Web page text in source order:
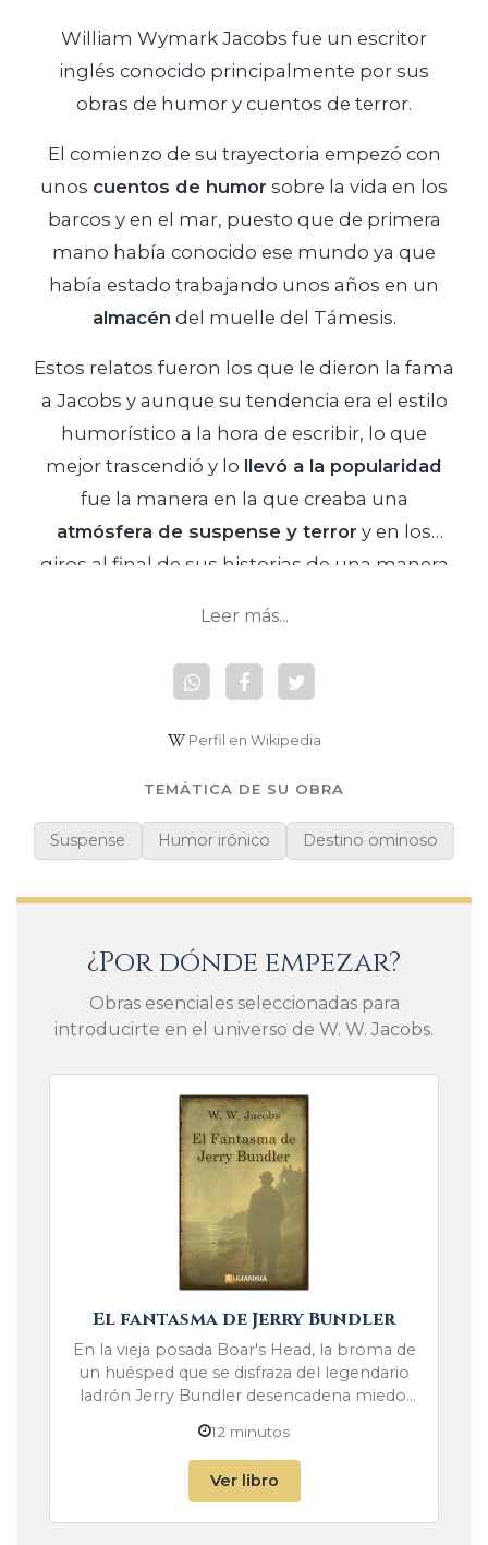
William Wymark Jacobs fue un escritor
inglés conocido principalmente por sus
obras de humor y cuentos de terror.
El comienzo de su trayectoria empezó con
unos cuentos de humor sobre la vida en los
barcos y en el mar, puesto que de primera
mano había conocido ese mundo ya que
había estado trabajando unos años en un
almacén del muelle del Támesis.
Estos relatos fueron los que le dieron la fama
a Jacobs y aunque su tendencia era el estilo
humorístico a la hora de escribir, lo que
mejor trascendió y lo llevó a la popularidad
fue la manera en la que creaba una
atmósfera de suspense y terror y en los
giros al final de sus historias de una manera
Leer más...
Perfil en Wikipedia
TEMÁTICA DE SU OBRA
Suspense Humor irónico Destino ominoso
¿Por dónde empezar?
Obras esenciales seleccionadas para
introducirte en el universo de W. W. Jacobs.
El fantasma de Jerry Bundler
En la vieja posada Boar's Head, la broma de
un huésped que se disfraza del legendario
ladrón Jerry Bundler desencadena miedo,
grotesco en realidad.
12 minutos
Ver libro